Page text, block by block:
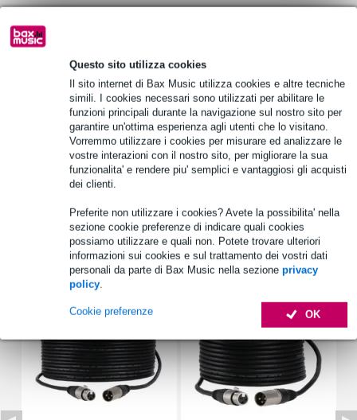
Questo sito utilizza cookies
Il sito internet di Bax Music utilizza cookies e altre tecniche
simili. I cookies necessari sono utilizzati per abilitare le
funzioni principali durante la navigazione sul nostro sito per
garantire un'ottima esperienza agli utenti che lo visitano.
Vorremmo utilizzare i cookies per misurare ed analizzare le
vostre interazioni con il nostro sito, per migliorare la sua
funzionalita' e rendere piu' semplici e vantaggiosi gli acquisti
dei clienti.
Preferite non utilizzare i cookies? Avete la possibilita' nella
sezione cookie preferenze di indicare quali cookies
possiamo utilizzare e quali non. Potete trovare ulteriori
informazioni sui cookies e sul trattamento dei vostri dati
personali da parte di Bax Music nella sezione privacy
policy.
OK
Cookie preferenze
Informazioni sul prodotto
speaker cover
for Audiophony CR25A-COMBO
accessory pocket
Specifiche complete
Vedi anche (4)
Accessori (11)